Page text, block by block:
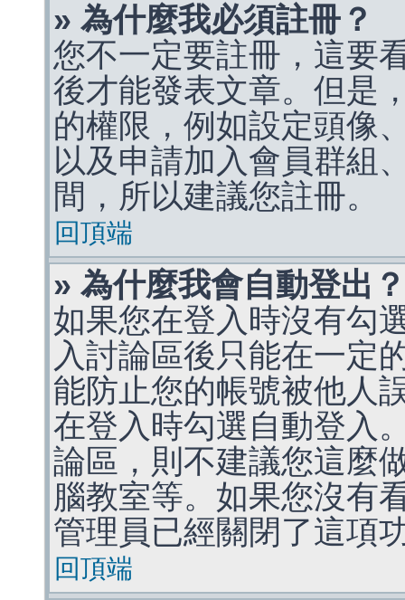
» 為什麼我必須註冊？
您不一定要註冊，這要
後才能發表文章。但是
的權限，例如設定頭像
以及申請加入會員群組
間，所以建議您註冊。
回頂端
» 為什麼我會自動登出？
如果您在登入時沒有勾
入討論區後只能在一定
能防止您的帳號被他人
在登入時勾選自動登入
論區，則不建議您這麼
腦教室等。如果您沒有
管理員已經關閉了這項
回頂端